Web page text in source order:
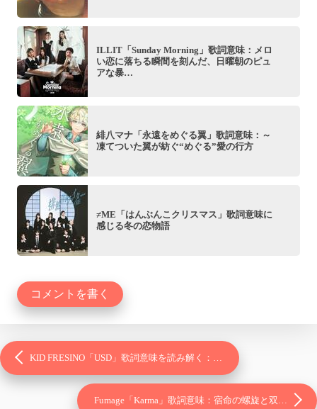
ILLIT「Sunday Morning」歌詞意味：メロ
い恋に落ちる瞬間を刻んだ、日曜朝のピュ
アな暴…
緋八マナ「永遠をめぐる翼」歌詞意味：～
凍てついた翼が紡ぐ“めぐる”愛の行方
≠ME「はんぶんこクリスマス」歌詞意味に
感じる冬の恋物語
コメントを書く
KID FRESINO「USD」歌詞意味を読み解く：…
Fumage「Karma」歌詞意味：宿命の螺旋と双…